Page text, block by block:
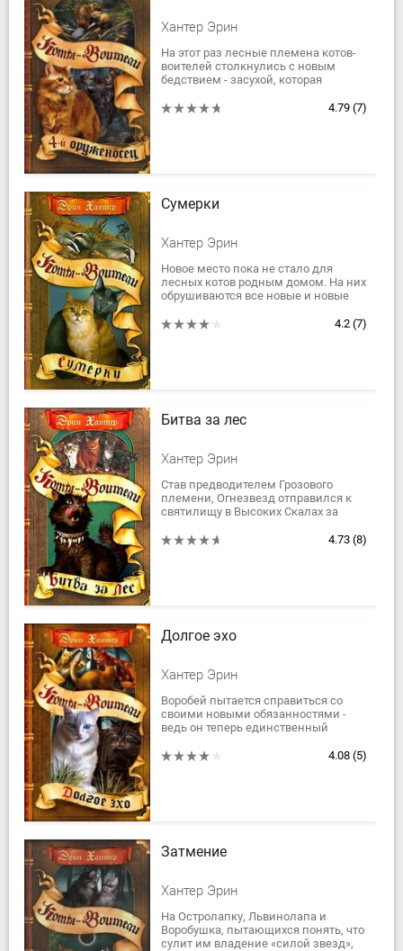
Хантер Эрин
На этот раз лесные племена котов-
воителей столкнулись с новым
бедствием - засухой, которая
ручья и озера. Юная ученица
4.79 (7)
Сумерки
Хантер Эрин
Новое место пока не стало для
лесных котов родным домом. На них
обрушиваются все новые и новые
племени поселились барсуки, а4.2 (7)
Битва за лес
Хантер Эрин
Став предводителем Грозового
племени, Огнезвезд отправился к
святилищу в Высоких Скалах за
таинства он увидел страшное
4.73 (8)
Долгое эхо
Хантер Эрин
Воробей пытается справиться со
своими новыми обязанностями -
ведь он теперь единственный
посвящает все свое время
4.08 (5)
Затмение
Хантер Эрин
На Остролапку, Львинолапа и
Воробушка, пытающихся понять, что
сулит им владение «силой звезд»,